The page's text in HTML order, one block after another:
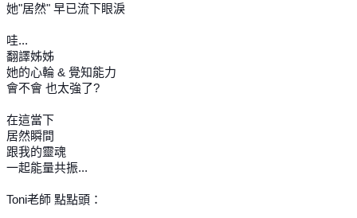
她"居然" 早已流下眼淚
哇...
翻譯姊姊
她的心輪 & 覺知能力
會不會 也太強了?
在這當下
居然瞬間
跟我的靈魂
一起能量共振...
Toni老師 點點頭：